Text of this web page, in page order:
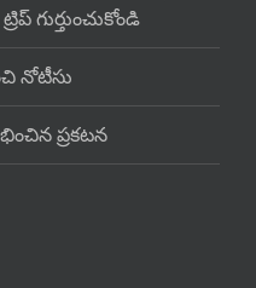
గుర్తుంచుకోండి
నోటీసు
ప్రకటన